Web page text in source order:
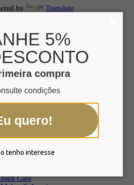
5%
compra
condições
quero!
tenho interesse
by Translate
Care